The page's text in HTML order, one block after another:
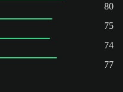
80
75
74
77